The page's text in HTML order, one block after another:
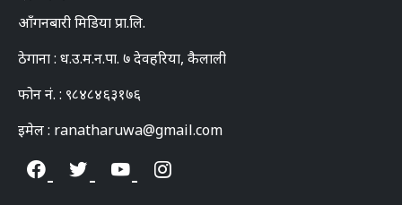
आँगनबारी मिडिया प्रा.लि.
ठेगाना : ध.उ.म.न.पा. ७ देवहरिया, कैलाली
फोन नं. : ९८४८४६३१७६
इमेल : ranatharuwa@gmail.com